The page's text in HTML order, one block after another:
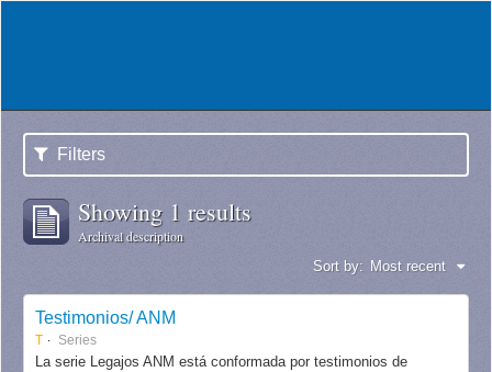
Filters
Showing 1 results
Archival description
Sort by: Most recent
Testimonios/ ANM
T Series
La serie Legajos ANM está conformada por testimonios de